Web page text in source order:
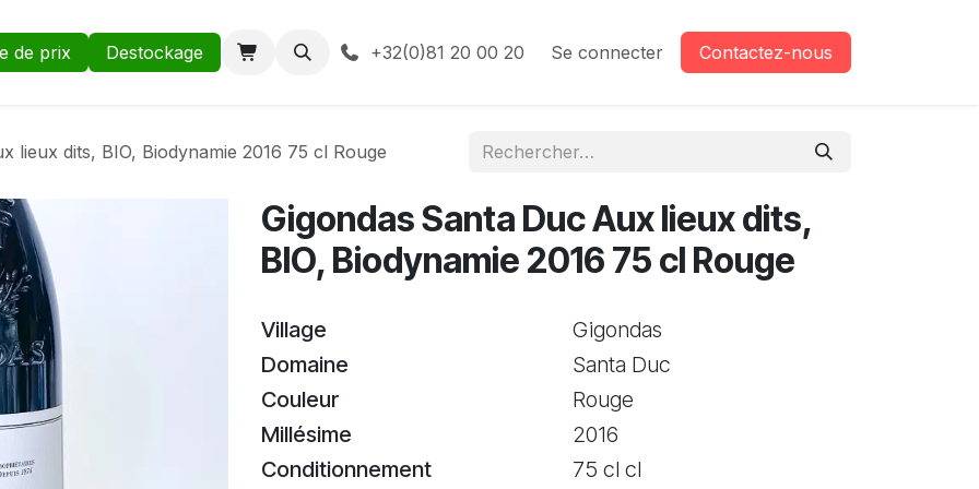
de prix Destockage +32(0)81 20 00 20 Se connecter Contactez-nous
lieux dits, BIO, Biodynamie 2016 75 cl Rouge
Gigondas Santa Duc Aux lieux dits,
BIO, Biodynamie 2016 75 cl Rouge
Village
Gigondas
Domaine
Santa Duc
Couleur
Rouge
Millésime
2016
Conditionnement
75 cl cl